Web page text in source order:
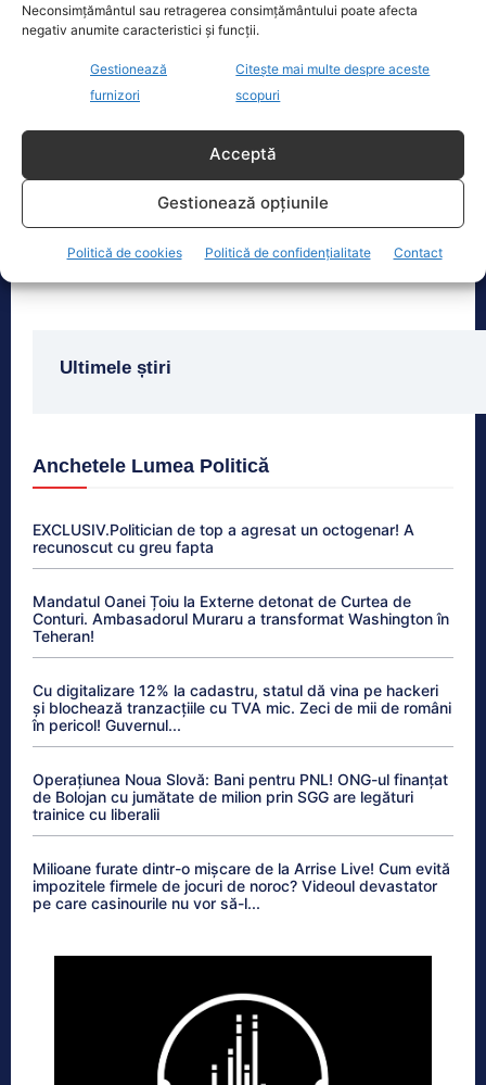
Neconsimțământul sau retragerea consimțământului poate afecta
negativ anumite caracteristici și funcții.
Gestionează
furnizori
Citește mai multe despre aceste
scopuri
Acceptă
Gestionează opțiunile
Politică de cookies Politică de confidențialitate Contact
Fenomen neobișnuit în Anglia: Pur și simplu nu a plouat.
Nimeni…
Potrivit Agenției de Mediu din Marea
Britanie, doar 20% din Anglia are
nivelurile obișnuite ale apei, iar
aceasta este a[...]
Ultimele știri
Anchetele Lumea Politică
EXCLUSIV.Politician de top a agresat un octogenar! A
recunoscut cu greu fapta
Mandatul Oanei Țoiu la Externe detonat de Curtea de
Conturi. Ambasadorul Muraru a transformat Washington în
Teheran!
Cu digitalizare 12% la cadastru, statul dă vina pe hackeri
și blochează tranzacțiile cu TVA mic. Zeci de mii de români
în pericol! Guvernul...
Operațiunea Noua Slovă: Bani pentru PNL! ONG-ul finanțat
de Bolojan cu jumătate de milion prin SGG are legături
trainice cu liberalii
Milioane furate dintr-o mișcare de la Arrise Live! Cum evită
impozitele firmele de jocuri de noroc? Videoul devastator
pe care casinourile nu vor să-l...